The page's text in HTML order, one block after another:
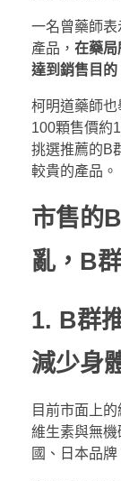
一名曾藥師
產品， 在藥局
達到銷售目的
柯明道藥師
100顆售價約
挑選推薦的B
較貴的產品。
市售的
亂，B
1. B群
減少身
目前市面上
維生素與無
國、日本品牌